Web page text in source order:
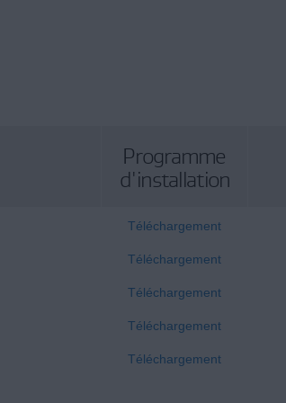
Programme
d'installation
Téléchargement
Téléchargement
Téléchargement
Téléchargement
Téléchargement